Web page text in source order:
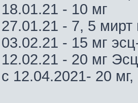
18.01.21 - 10 мг
27.01.21 - 7, 5 мирт
03.02.21 - 15 мг
12.02.21 - 20 мг
с 12.04.2021- 20 мг,